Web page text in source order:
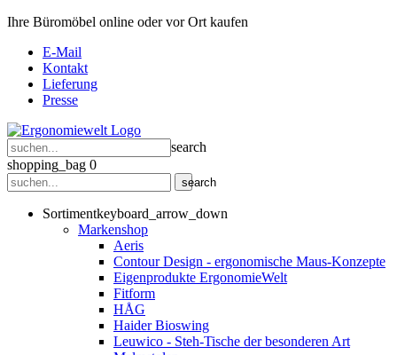
Ihre Büromöbel online oder vor Ort kaufen
E-Mail
Kontakt
Lieferung
Presse
search
shopping_bag 0
search
Sortimentkeyboard_arrow_down
Markenshop
Aeris
Contour Design - ergonomische Maus-Konzepte
Eigenprodukte ErgonomieWelt
Fitform
HÅG
Haider Bioswing
Leuwico - Steh-Tische der besonderen Art